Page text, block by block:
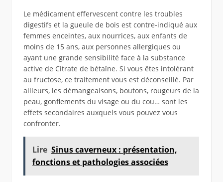
Le médicament effervescent contre les troubles
digestifs et la gueule de bois est contre-indiqué aux
femmes enceintes, aux nourrices, aux enfants de
moins de 15 ans, aux personnes allergiques ou
ayant une grande sensibilité face à la substance
active de Citrate de bétaïne. Si vous êtes intolérant
au fructose, ce traitement vous est déconseillé. Par
ailleurs, les démangeaisons, boutons, rougeurs de la
peau, gonflements du visage ou du cou… sont les
effets secondaires auxquels vous pouvez vous
confronter.
Lire Sinus caverneux : présentation,
fonctions et pathologies associées